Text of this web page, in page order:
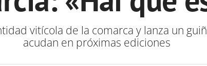
vitícola de la comarca y lanza un
acudan en próximas ediciones